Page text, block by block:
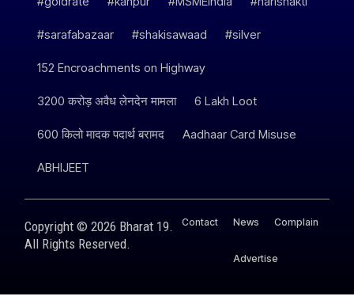
#sarafabazaar #shakisawaad #silver
152 Encroachments on Highway
3200 करोड़ अवैध लेनदेन मामला 6 Lakh Loot
600 किलो मादक पदार्थ बरामद Aadhaar Card Misuse
ABHIJEET
Copyright © 2026 Bharat 19.
All Rights Reserved.
Contact News Complain
Advertise